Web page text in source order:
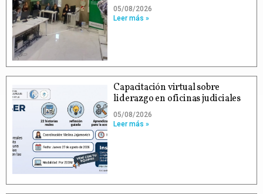
05/08/2026
Leer más »
Capacitación virtual sobre
liderazgo en oficinas judiciales
05/08/2026
Leer más »